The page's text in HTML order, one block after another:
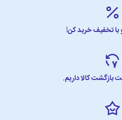
با تخفیف خرید کن!
کالا داریم.